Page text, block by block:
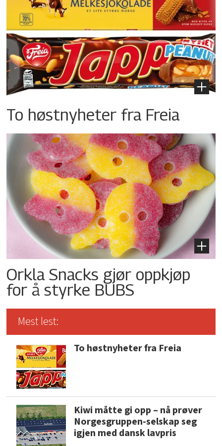
To høstnyheter fra Freia
Orkla Snacks gjør oppkjøp
for å styrke BUBS
Mest lest:
To høstnyheter fra Freia
Kiwi måtte gi opp – nå prøver
Norgesgruppen-selskap seg
igjen med dansk lavpris